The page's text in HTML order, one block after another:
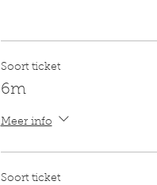
Soort ticket
6m
Meer info
Soort ticket